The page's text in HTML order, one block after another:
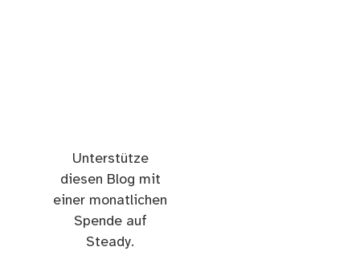
Unterstütze
diesen Blog mit
einer monatlichen
Spende auf
Steady.